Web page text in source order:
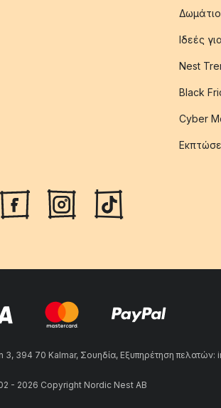
Δωμάτιο
Ιδεές
Nest
Black
Cyber
394 70 Kalmar, Σουηδία, Εξυπηρέτηση
- 2026 Copyright Nordic Nest AB